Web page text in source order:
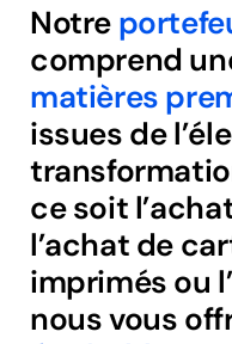
Notre
comprend
matières
issues de
ce soit
l’achat de
imprimés ou
nous vous